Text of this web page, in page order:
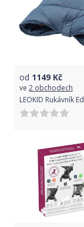
od 1149 Kč
ve 2 obchodech